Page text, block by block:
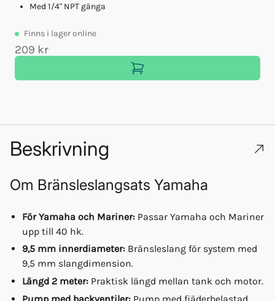
Med 1/4" NPT gänga
Finns i lager online
209 kr
Beskrivning
Om Bränsleslangsats Yamaha
För Yamaha och Mariner: Passar Yamaha och Mariner
upp till 40 hk.
9,5 mm innerdiameter: Bränsleslang för system med
9,5 mm slangdimension.
Längd 2 meter: Praktisk längd mellan tank och motor.